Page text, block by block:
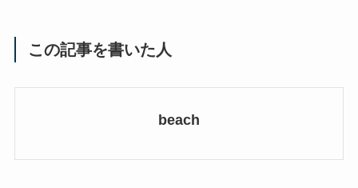
この記事を書いた人
beach